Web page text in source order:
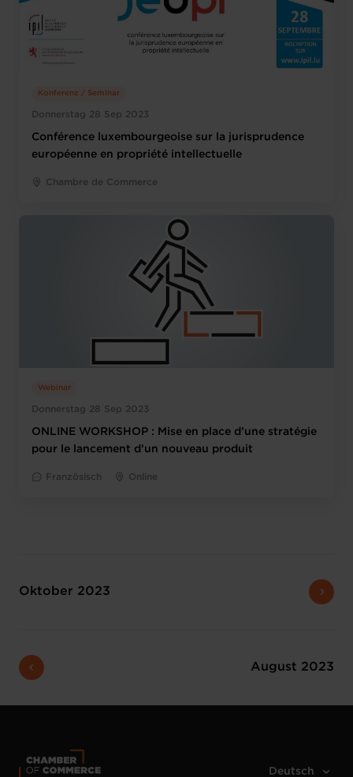
Donnerstag 28 Sep 2023
Konferenz / Seminar
Conférence luxembourgeoise sur la jurisprudence
européenne en propriété intellectuelle
Chambre de Commerce
Donnerstag 28 Sep 2023
Webinar
ONLINE WORKSHOP : Mise en place d’une stratégie
pour le lancement d’un nouveau produit
Französisch Online
August 2023
Oktober 2023